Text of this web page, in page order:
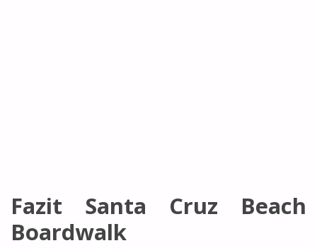
Fazit Santa Cruz Beach
Boardwalk